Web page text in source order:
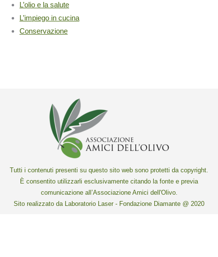
L’olio e la salute
L’impiego in cucina
Conservazione
Tutti i contenuti presenti su questo sito web sono protetti da copyright.
È consentito utilizzarli esclusivamente citando la fonte e previa
comunicazione all’Associazione Amici dell'Olivo.
Sito realizzato da Laboratorio Laser - Fondazione Diamante @ 2020